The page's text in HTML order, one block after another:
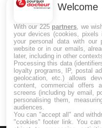
globules
Maladie
Welcome
With our 225 partners , we
your devices (cookies,
your personal data with our
website or in our emails,
later, including in other
Processing this data
loyalty programs, IP, postal
geolocation, etc.) allows
content, commercial offers
screens (including by email,
personalising them,
audiences.
You can "accept all" and
"cookies" footer link . You